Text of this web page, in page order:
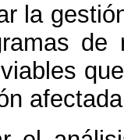
la
de